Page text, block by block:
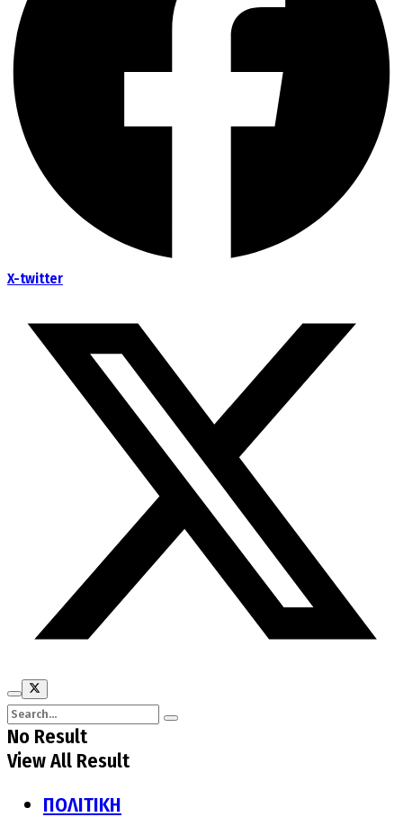
X-twitter
No Result
View All Result
ΠΟΛΙΤΙΚΗ